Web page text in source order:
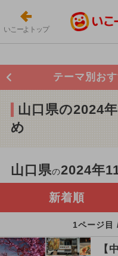
いこーよトップ
テーマ別お
山口県の2024
め
山口県の2024年
新着順
1ページ目
【